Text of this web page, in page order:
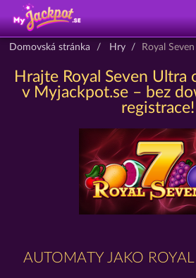
Domovská stránka Hry Royal
Hrajte Royal Seven Ultra
v Myjackpot.se – bez
registrace!
AUTOMATY JAKO